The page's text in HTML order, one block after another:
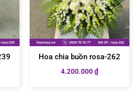
Hoa chia buồn rosa-262
4.200.000₫